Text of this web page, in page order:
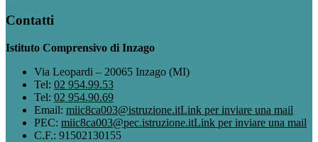
Contatti
Istituto Comprensivo di Inzago
Via Leopardi – 20065 Inzago (MI)
Tel: 02 954.99.53
Tel: 02 954.90.69
Email: miic8ca003@istruzione.itLink per inviare una mail
PEC: miic8ca003@pec.istruzione.itLink per inviare una mail
C.F.: 91502130155